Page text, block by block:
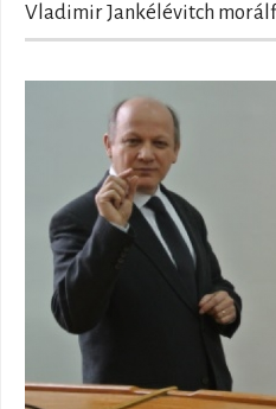
Vladimir Jankélévitch